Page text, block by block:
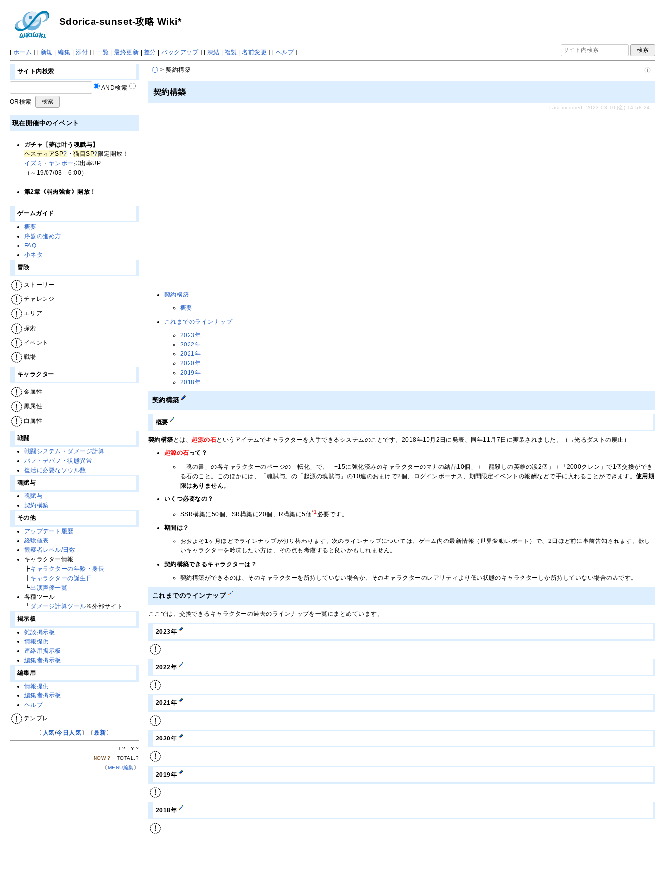
Sdorica-sunset-攻略 Wiki*
[ ホーム ] [ 新規 |編集 | 添付 ] [一覧 |最終更新 | 差分 |バックアップ] [ 凍結 | 複製 |名前変更 ] [ ヘルプ]
> 契約構築
契約構築
Last-modified: 2023-03-10 (金) 14:58:24
契約構築
概要
これまでのラインナップ
2023年
2022年
2021年
2020年
2019年
2018年
契約構築
概要
契約構築 とは、起源の石というアイテムでキャラクターを入手できるシステムのことです。2018年10月2日に発表、同年11月7日に実装されました。（→光るダストの廃止）
起源の石って？
「魂の書」の各キャラクターのページの「転化」で、「+15に強化済みのキャラクターのマナの結晶10個」＋「龍殺しの英雄の涙2個」＋「2000クレン」で1個交換ができ
る石のこと。このほかには、「魂賦与」の「起源の魂賦与」の10連のおまけで2個、ログインボーナス、期間限定イベントの報酬などで手に入れることができます。 使用期
限はありません。
いくつ必要なの？
SSR構築に50個、SR構築に20個、R構築に5個*1 必要です。
期間は？
おおよそ1ヶ月ほどでラインナップが切り替わります。次のラインナップについては、ゲーム内の最新情報（世界変動レポート）で、2日ほど前に事前告知されます。欲し
いキャラクターを吟味したい方は、その点も考慮すると良いかもしれません。
契約構築できるキャラクターは？
契約構築ができるのは、そのキャラクターを所持していない場合か、そのキャラクターのレアリティより低い状態のキャラクターしか所持していない場合のみです。
これまでのラインナップ
ここでは、交換できるキャラクターの過去のラインナップを一覧にまとめています。
2023年
2022年
2021年
2020年
2019年
2018年
サイト内検索
AND検索
OR検索
現在開催中のイベント
ガチャ【夢は叶う魂賦与】
ヘスティアSP? ・猫目SP?限定開放！
イズミ
・ ヤンボー排出率UP
（～19/07/03 6:00）
第2章《弱肉強食》開放！
ゲームガイド
概要
序盤の進め方
FAQ
小ネタ
冒険
ストーリー
チャレンジ
エリア
探索
イベント
戦場
キャラクター
金属性
黒属性
白属性
戦闘
戦闘システム・ダメージ計算
バフ・デバフ・状態異常
復活に必要なソウル数
魂賦与
魂賦与
契約構築
その他
アップデート履歴
経験値表
観察者レベル/日数
キャラクター情報
┣キャラクターの年齢・身長
┣キャラクターの誕生日
┗出演声優一覧
各種ツール
┗ダメージ計算ツール※外部サイト
掲示板
雑談掲示板
情報提供
連絡用掲示板
編集者掲示板
編集用
情報提供
編集者掲示板
ヘルプ
テンプレ
〔 人気/今日人気〕〔最新〕
T.? Y.?
NOW.? TOTAL.?
〔 MENU編集 〕